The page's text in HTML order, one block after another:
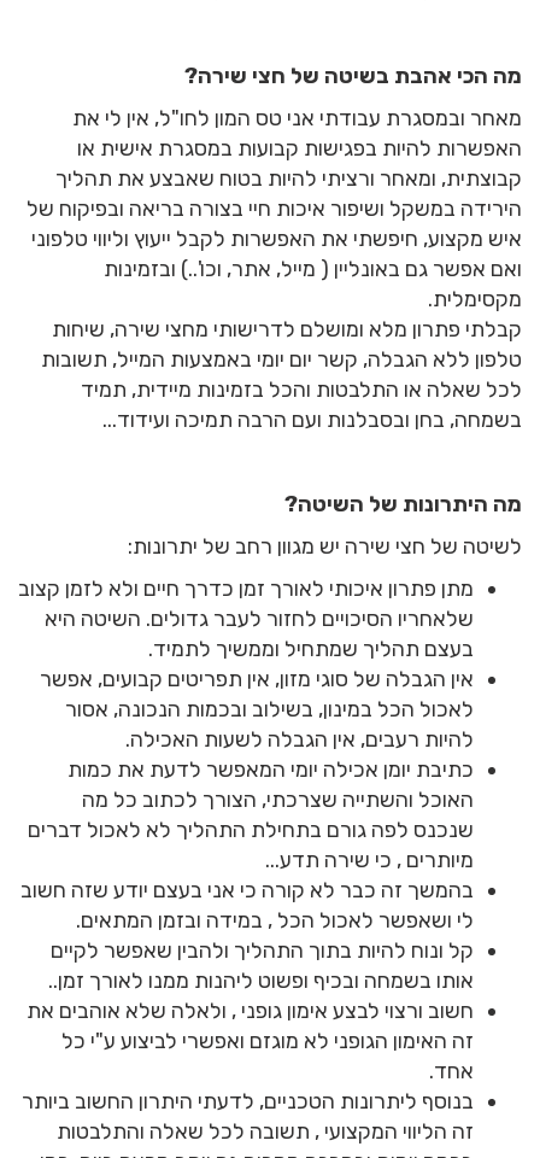
מה הכי אהבת בשיטה של חצי שירה?
מאחר ובמסגרת עבודתי אני טס המון לחו"ל, אין לי את
האפשרות להיות בפגישות קבועות במסגרת אישית או
קבוצתית, ומאחר ורציתי להיות בטוח שאבצע את תהליך
הירידה במשקל ושיפור איכות חיי בצורה בריאה ובפיקוח של
איש מקצוע, חיפשתי את האפשרות לקבל ייעוץ וליווי טלפוני
ואם אפשר גם באונליין ( מייל, אתר, וכו'..) ובזמינות
מקסימלית.
קבלתי פתרון מלא ומושלם לדרישותי מחצי שירה, שיחות
טלפון ללא הגבלה, קשר יום יומי באמצעות המייל, תשובות
לכל שאלה או התלבטות והכל בזמינות מיידית, תמיד
בשמחה, בחן ובסבלנות ועם הרבה תמיכה ועידוד...
מה היתרונות של השיטה?
לשיטה של חצי שירה יש מגוון רחב של יתרונות:
מתן פתרון איכותי לאורך זמן כדרך חיים ולא לזמן קצוב
שלאחריו הסיכויים לחזור לעבר גדולים. השיטה היא
בעצם תהליך שמתחיל וממשיך לתמיד.
אין הגבלה של סוגי מזון, אין תפריטים קבועים, אפשר
לאכול הכל במינון, בשילוב ובכמות הנכונה, אסור
להיות רעבים, אין הגבלה לשעות האכילה.
כתיבת יומן אכילה יומי המאפשר לדעת את כמות
האוכל והשתייה שצרכתי, הצורך לכתוב כל מה
שנכנס לפה גורם בתחילת התהליך לא לאכול דברים
מיותרים , כי שירה תדע...
בהמשך זה כבר לא קורה כי אני בעצם יודע שזה חשוב
לי ושאפשר לאכול הכל , במידה ובזמן המתאים.
קל ונוח להיות בתוך התהליך ולהבין שאפשר לקיים
אותו בשמחה ובכיף ופשוט ליהנות ממנו לאורך זמן..
חשוב ורצוי לבצע אימון גופני , ולאלה שלא אוהבים את
זה האימון הגופני לא מוגזם ואפשרי לביצוע ע"י כל
אחד.
בנוסף ליתרונות הטכניים, לדעתי היתרון החשוב ביותר
זה הליווי המקצועי , תשובה לכל שאלה והתלבטות